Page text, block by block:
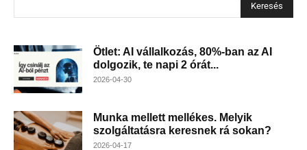
Keresés
Ötlet: AI vállalkozás, 80%-ban az AI
dolgozik, te napi 2 órát...
2026-04-30
Munka mellett mellékes. Melyik
szolgáltatásra keresnek rá sokan?
2026-04-17